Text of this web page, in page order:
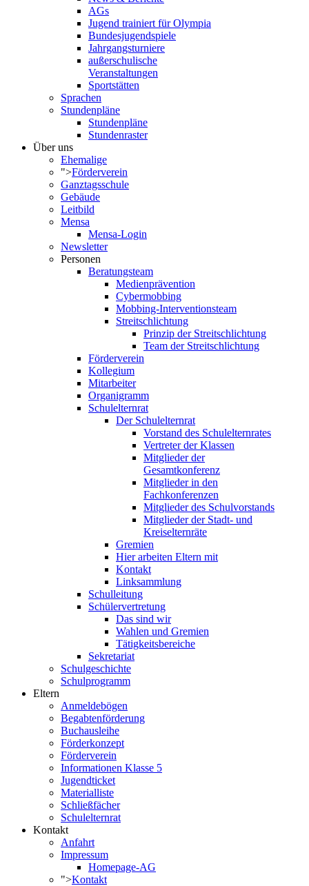
AGs
Jugend trainiert für Olympia
Bundesjugendspiele
Jahrgangsturniere
außerschulische
Veranstaltungen
Sportstätten
Sprachen
Stundenpläne
Stundenpläne
Stundenraster
Über uns
Ehemalige
">Förderverein
Ganztagsschule
Gebäude
Leitbild
Mensa
Mensa-Login
Newsletter
Personen
Beratungsteam
Medienprävention
Cybermobbing
Mobbing-Interventionsteam
Streitschlichtung
Prinzip der Streitschlichtung
Team der Streitschlichtung
Förderverein
Kollegium
Mitarbeiter
Organigramm
Schulelternrat
Der Schulelternrat
Vorstand des Schulelternrates
Vertreter der Klassen
Mitglieder der
Gesamtkonferenz
Mitglieder in den
Fachkonferenzen
Mitglieder des Schulvorstands
Mitglieder der Stadt- und
Kreiselternräte
Gremien
Hier arbeiten Eltern mit
Kontakt
Linksammlung
Schulleitung
Schülervertretung
Das sind wir
Wahlen und Gremien
Tätigkeitsbereiche
Sekretariat
Schulgeschichte
Schulprogramm
Eltern
Anmeldebögen
Begabtenförderung
Buchausleihe
Förderkonzept
Förderverein
Informationen Klasse 5
Jugendticket
Materialliste
Schließfächer
Schulelternrat
Kontakt
Anfahrt
Impressum
Homepage-AG
">Kontakt